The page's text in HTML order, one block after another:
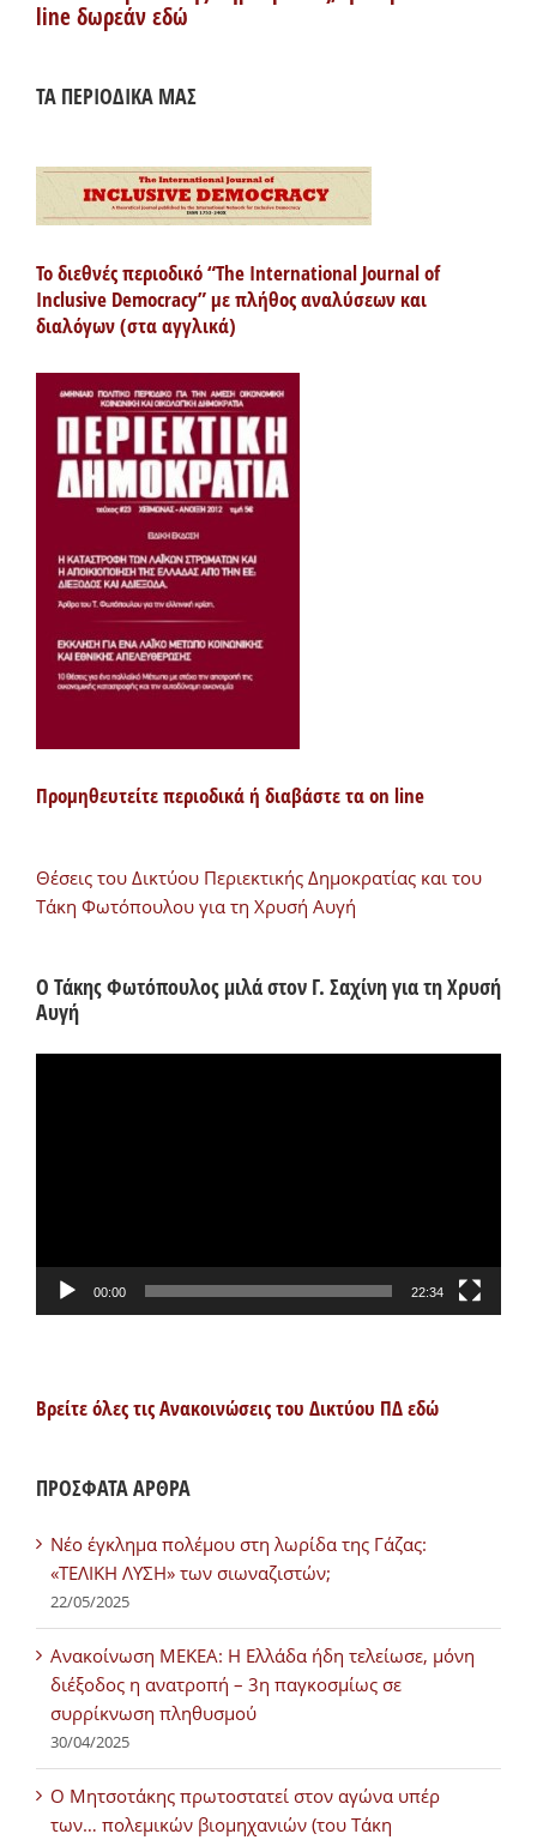
line δωρεάν εδώ
ΤΑ ΠΕΡΙΟΔΙΚΑ ΜΑΣ
Το διεθνές περιοδικό “The International Journal of
Inclusive Democracy” με πλήθος αναλύσεων και
διαλόγων (στα αγγλικά)
Προμηθευτείτε περιοδικά ή διαβάστε τα on line
Θέσεις του Δικτύου Περιεκτικής Δημοκρατίας και του
Τάκη Φωτόπουλου για τη Χρυσή Αυγή
Ο Τάκης Φωτόπουλος μιλά στον Γ. Σαχίνη για τη Χρυσή
Αυγή
00:00 22:34
Βρείτε όλες τις Ανακοινώσεις του Δικτύου ΠΔ εδώ
ΠΡΟΣΦΑΤΑ ΑΡΘΡΑ
Νέο έγκλημα πολέμου στη λωρίδα της Γάζας:
«ΤΕΛΙΚΗ ΛΥΣΗ» των σιωναζιστών;
22/05/2025
Ανακοίνωση ΜΕΚΕΑ: Η Ελλάδα ήδη τελείωσε, μόνη
διέξοδος η ανατροπή – 3η παγκοσμίως σε
συρρίκνωση πληθυσμού
30/04/2025
Ο Μητσοτάκης πρωτοστατεί στον αγώνα υπέρ
των… πολεμικών βιομηχανιών (του Τάκη